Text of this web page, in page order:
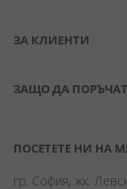
ЗА КЛИЕНТИ
ЗАЩО ДА
ПОСЕТЕТЕ НИ НА
гр. София, жк.